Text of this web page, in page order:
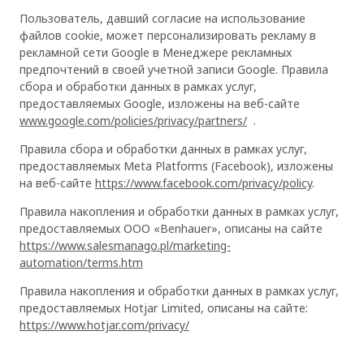
Пользователь, давший согласие на использование
файлов cookie, может персонализировать рекламу в
рекламной сети Google в Менеджере рекламных
предпочтений в своей учетной записи Google. Правила
сбора и обработки данных в рамках услуг,
предоставляемых Google, изложены на веб-сайте
www.google.com/policies/privacy/partners/.
Правила сбора и обработки данных в рамках услуг,
предоставляемых Meta Platforms (Facebook), изложены
на веб-сайте https://www.facebook.com/privacy/policy.
Правила накопления и обработки данных в рамках услуг,
предоставляемых ООО «Benhauer», описаны на сайте
https://www.salesmanago.pl/marketing-
automation/terms.htm
Правила накопления и обработки данных в рамках услуг,
предоставляемых Hotjar Limited, описаны на сайте:
https://www.hotjar.com/privacy/